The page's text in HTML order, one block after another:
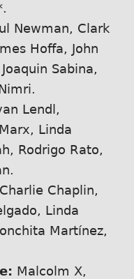
Newman, Clark
Hoffa, John
Sabina,
Lendl,
Linda
Rodrigo Rato,
Charlie Chaplin,
Linda
Martínez,
Malcolm X,